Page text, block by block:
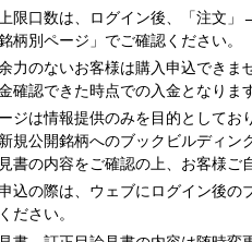
限口数は、ログイン後、「注文
柄別ページ」でご確認ください。
力のないお客様は購入申込でき
確認できた時点での入金となりま
ジは情報提供のみを目的としてお
規公開銘柄へのブックビルディン
書の内容をご確認の上、お客様
込の際は、ウェブにログイン後の
ださい。